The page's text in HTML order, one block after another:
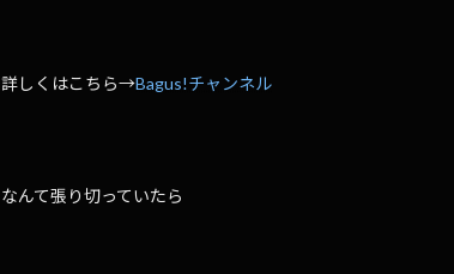
詳しくはこちら→Bagus!チャンネル
なんて張り切っていたら